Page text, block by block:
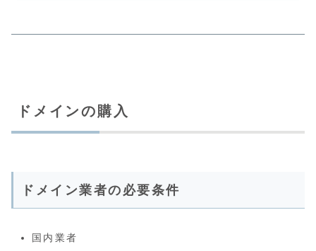
ドメインの購入
ドメイン業者の必要条件
国内業者